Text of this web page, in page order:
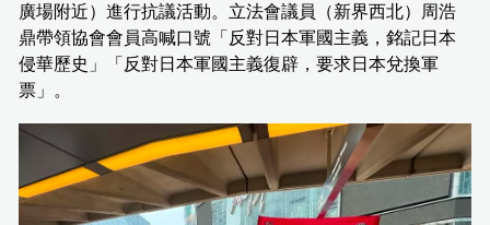
廣場附近）進行抗議活動。立法會議員（新界西北）周浩
鼎帶領協會會員高喊口號「反對日本軍國主義，銘記日本
侵華歷史」「反對日本軍國主義復辟，要求日本兌換軍
票」。